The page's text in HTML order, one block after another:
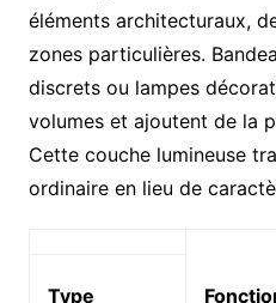
éléments architecturaux,
zones particulières.
discrets ou lampes
volumes et ajoutent de la
Cette couche lumineuse
ordinaire en lieu de
Type